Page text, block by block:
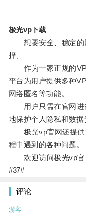
极光vp下载
想要安全、稳定的
择。
作为一家正规的
平台为用户提供多种
网络匿名等功能。
用户只需在官网进
地保护个人隐私和数据
极光vp官网还提供
程中遇到的各种问题。
欢迎访问极光vp官
#37#
评论
游客